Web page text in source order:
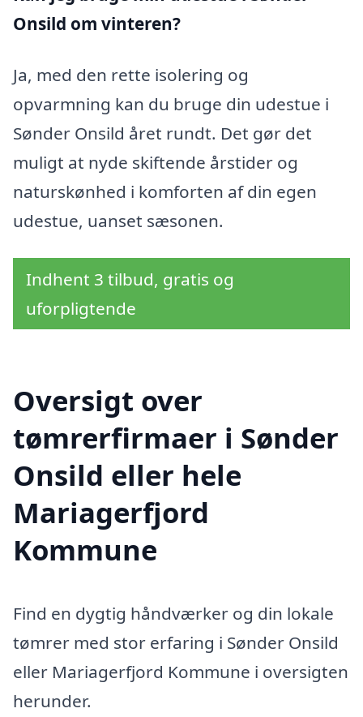
Onsild om vinteren?
Ja, med den rette isolering og
opvarmning kan du bruge din udestue i
Sønder Onsild året rundt. Det gør det
muligt at nyde skiftende årstider og
naturskønhed i komforten af din egen
udestue, uanset sæsonen.
Indhent 3 tilbud, gratis og
uforpligtende
Oversigt over
tømrerfirmaer i Sønder
Onsild eller hele
Mariagerfjord
Kommune
Find en dygtig håndværker og din lokale
tømrer med stor erfaring i Sønder Onsild
eller Mariagerfjord Kommune i oversigten
herunder.